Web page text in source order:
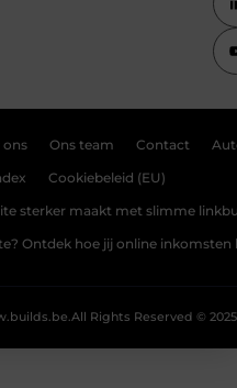
ons Ons team Contact
Cookiebeleid (EU)
sterker maakt met slimme
Ontdek hoe jij online
All Rights Reserved © 2025